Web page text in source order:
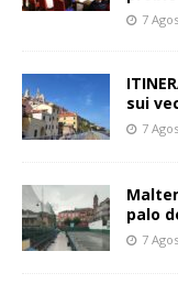
7
sui
7
palo
7